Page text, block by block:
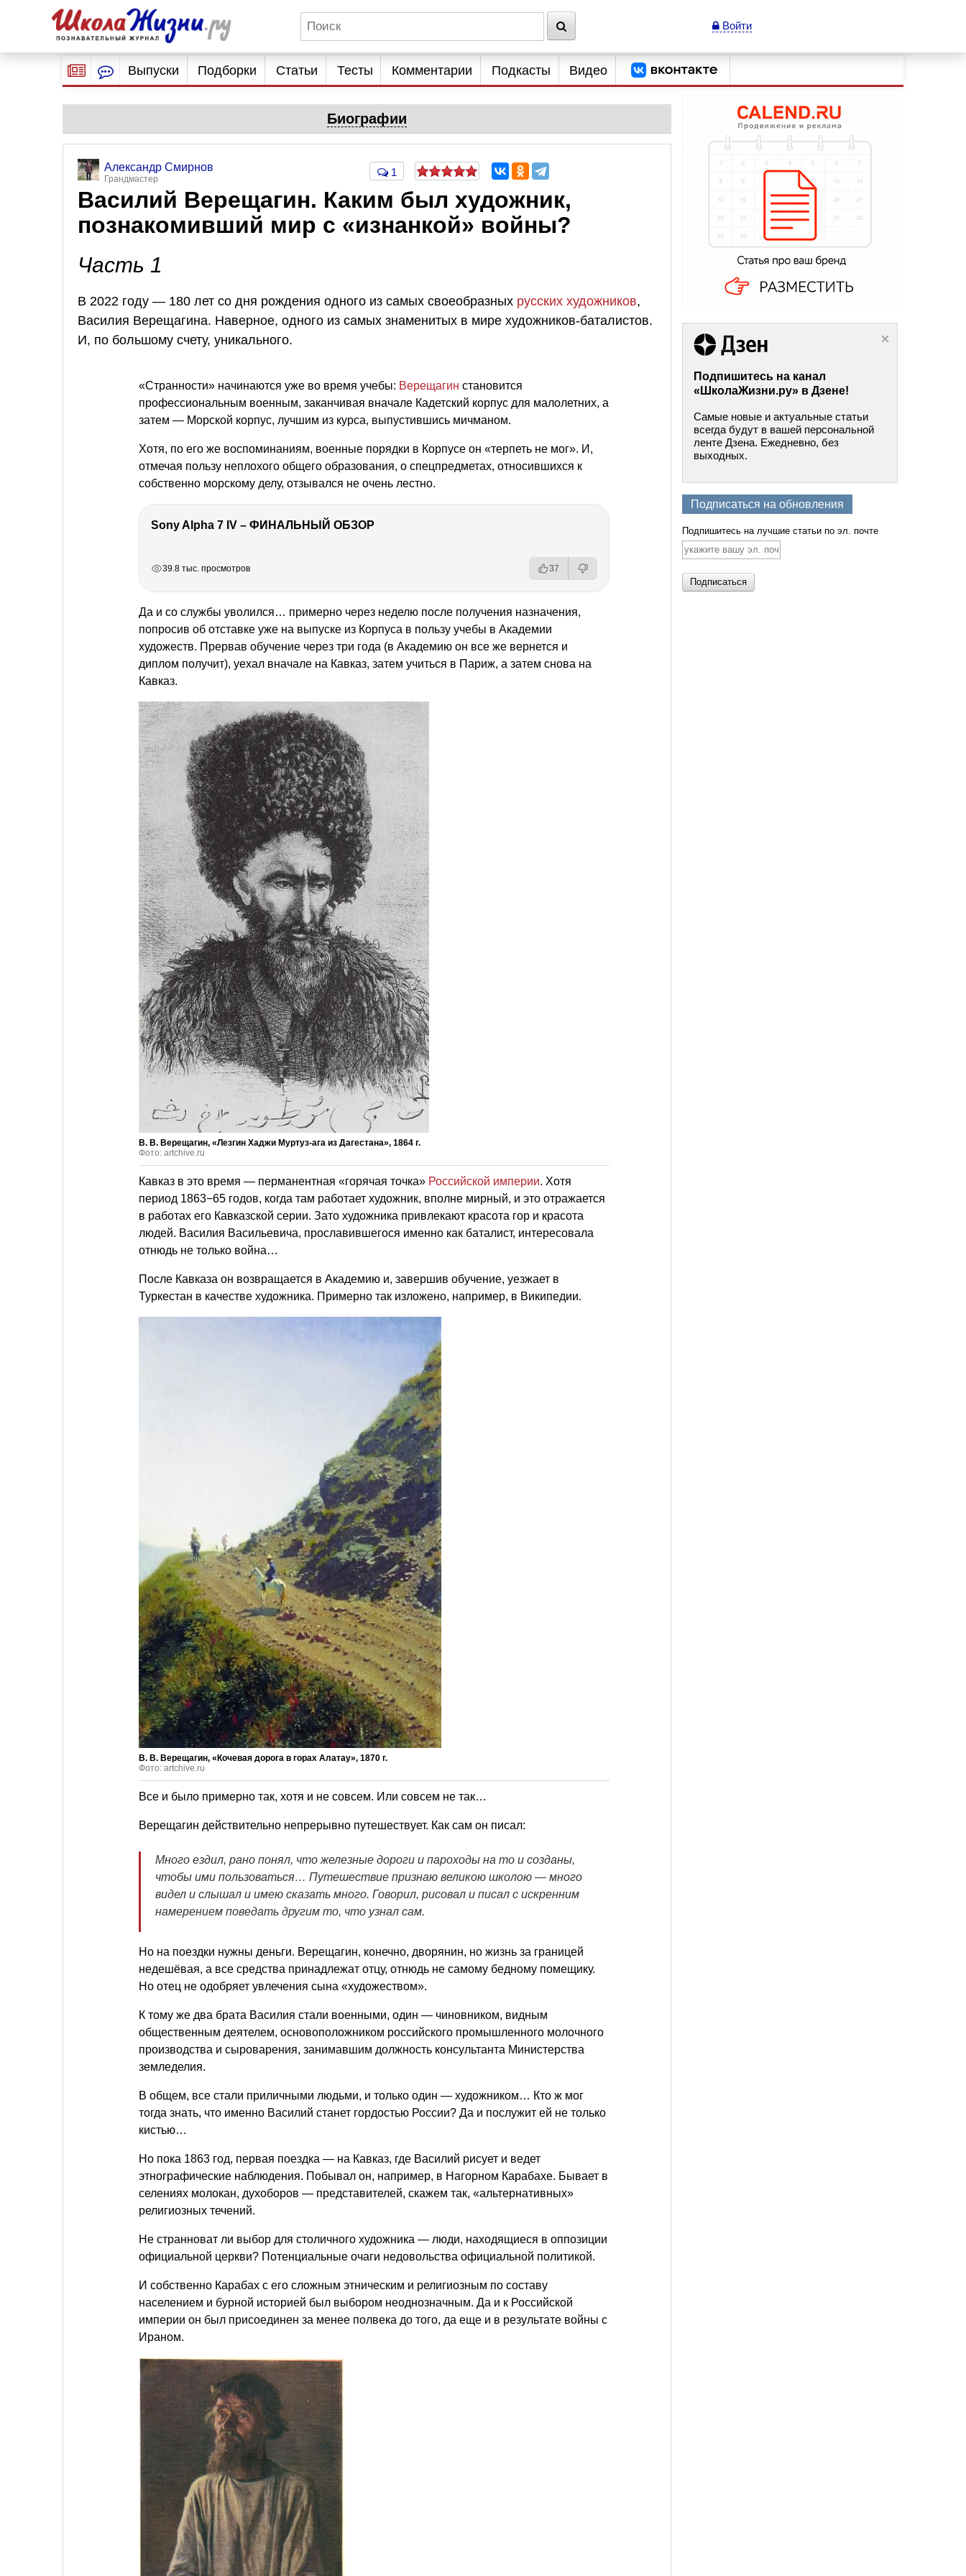
Войти
Выпуски Подборки Статьи Тесты Комментарии Подкасты Видео
Биографии
Александр Смирнов
Грандмастер
1
Василий Верещагин. Каким был художник,
познакомивший мир с «изнанкой» войны?
Часть 1
В 2022 году — 180 лет со дня рождения одного из самых своеобразных русских художников,
Василия Верещагина. Наверное, одного из самых знаменитых в мире художников-баталистов.
И, по большому счету, уникального.
«Странности» начинаются уже во время учебы: Верещагин становится
профессиональным военным, заканчивая вначале Кадетский корпус для малолетних, а
затем — Морской корпус, лучшим из курса, выпустившись мичманом.
Хотя, по его же воспоминаниям, военные порядки в Корпусе он «терпеть не мог». И,
отмечая пользу неплохого общего образования, о спецпредметах, относившихся к
собственно морскому делу, отзывался не очень лестно.
Sony Alpha 7 IV – ФИНАЛЬНЫЙ ОБЗОР
39.8 тыс. просмотров 37
Да и со службы уволился… примерно через неделю после получения назначения,
попросив об отставке уже на выпуске из Корпуса в пользу учебы в Академии
художеств. Прервав обучение через три года (в Академию он все же вернется и
диплом получит), уехал вначале на Кавказ, затем учиться в Париж, а затем снова на
Кавказ.
В. В. Верещагин, «Лезгин Хаджи Муртуз-ага из Дагестана», 1864 г.
Фото: artchive.ru
Кавказ в это время — перманентная «горячая точка» Российской империи. Хотя
период 1863−65 годов, когда там работает художник, вполне мирный, и это отражается
в работах его Кавказской серии. Зато художника привлекают красота гор и красота
людей. Василия Васильевича, прославившегося именно как баталист, интересовала
отнюдь не только война…
После Кавказа он возвращается в Академию и, завершив обучение, уезжает в
Туркестан в качестве художника. Примерно так изложено, например, в Википедии.
В. В. Верещагин, «Кочевая дорога в горах Алатау», 1870 г.
Фото: artchive.ru
Все и было примерно так, хотя и не совсем. Или совсем не так…
Верещагин действительно непрерывно путешествует. Как сам он писал:
Много ездил, рано понял, что железные дороги и пароходы на то и созданы,
чтобы ими пользоваться… Путешествие признаю великою школою — много
видел и слышал и имею сказать много. Говорил, рисовал и писал с искренним
намерением поведать другим то, что узнал сам.
Но на поездки нужны деньги. Верещагин, конечно, дворянин, но жизнь за границей
недешёвая, а все средства принадлежат отцу, отнюдь не самому бедному помещику.
Но отец не одобряет увлечения сына «художеством».
К тому же два брата Василия стали военными, один — чиновником, видным
общественным деятелем, основоположником российского промышленного молочного
производства и сыроварения, занимавшим должность консультанта Министерства
земледелия.
В общем, все стали приличными людьми, и только один — художником… Кто ж мог
тогда знать, что именно Василий станет гордостью России? Да и послужит ей не только
кистью…
Но пока 1863 год, первая поездка — на Кавказ, где Василий рисует и ведет
этнографические наблюдения. Побывал он, например, в Нагорном Карабахе. Бывает в
селениях молокан, духоборов — представителей, скажем так, «альтернативных»
религиозных течений.
Не странноват ли выбор для столичного художника — люди, находящиеся в оппозиции
официальной церкви? Потенциальные очаги недовольства официальной политикой.
И собственно Карабах с его сложным этническим и религиозным по составу
населением и бурной историей был выбором неоднозначным. Да и к Российской
империи он был присоединен за менее полвека до того, да еще и в результате войны с
Ираном.
Подпишитесь на канал
«ШколаЖизни.ру» в Дзене!
Самые новые и актуальные статьи
всегда будут в вашей персональной
ленте Дзена. Ежедневно, без
выходных.
Подписаться на обновления
Подпишитесь на лучшие статьи по эл. почте